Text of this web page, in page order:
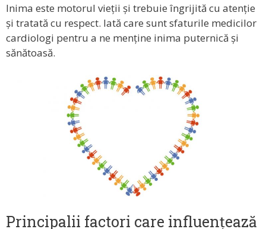
Inima este motorul vieții și trebuie îngrijită cu atenție
și tratată cu respect. Iată care sunt sfaturile medicilor
cardiologi pentru a ne menține inima puternică și
sănătoasă.
Principalii factori care influențează